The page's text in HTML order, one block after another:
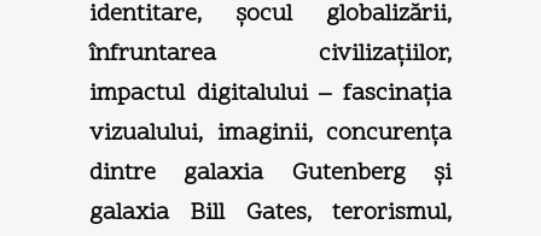
identitare, şocul globalizării,
înfruntarea civilizaţiilor,
impactul digitalului – fascinaţia
vizualului, imaginii, concurenţa
dintre galaxia Gutenberg şi
galaxia Bill Gates, terorismul,